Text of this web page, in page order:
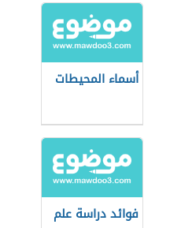
أسماء المحيطات
فوائد دراسة علم